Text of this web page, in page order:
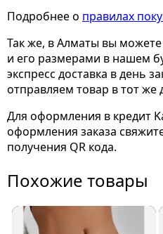
Подробнее о правилах
Так же, в Алматы вы
и его размерами в нашем
экспресс доставка в день
отправляем товар в тот же
Для оформления в кредит
оформления заказа
получения QR кода.
Похожие товары